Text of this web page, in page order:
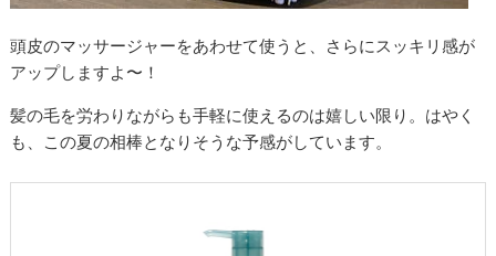
頭皮のマッサージャーをあわせて使うと、さらにスッキリ感が
アップしますよ〜！
髪の毛を労わりながらも手軽に使えるのは嬉しい限り。はやく
も、この夏の相棒となりそうな予感がしています。